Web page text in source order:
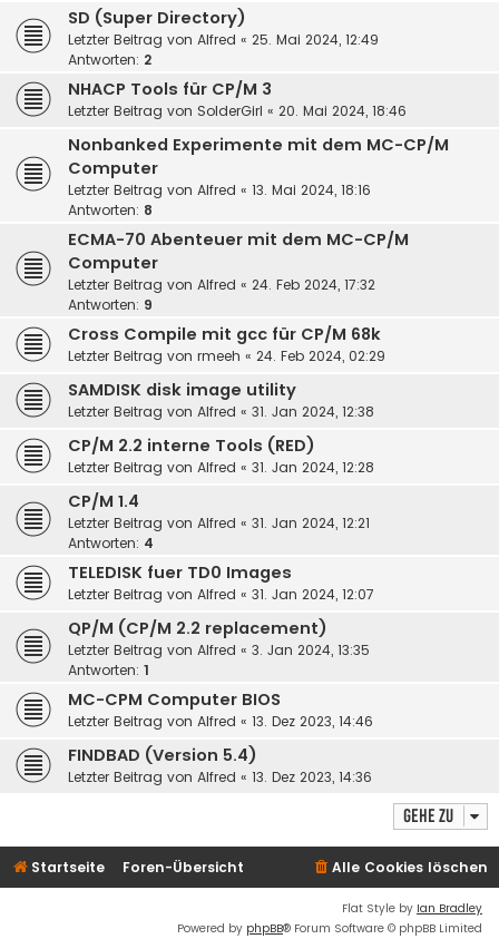
SD (Super Directory)
Letzter Beitrag von Alfred « 25. Mai 2024, 12:49
Antworten: 2
NHACP Tools für CP/M 3
Letzter Beitrag von SolderGirl « 20. Mai 2024, 18:46
Nonbanked Experimente mit dem MC-CP/M
Computer
Letzter Beitrag von Alfred « 13. Mai 2024, 18:16
Antworten: 8
ECMA-70 Abenteuer mit dem MC-CP/M
Computer
Letzter Beitrag von Alfred « 24. Feb 2024, 17:32
Antworten: 9
Cross Compile mit gcc für CP/M 68k
Letzter Beitrag von rmeeh « 24. Feb 2024, 02:29
SAMDISK disk image utility
Letzter Beitrag von Alfred « 31. Jan 2024, 12:38
CP/M 2.2 interne Tools (RED)
Letzter Beitrag von Alfred « 31. Jan 2024, 12:28
CP/M 1.4
Letzter Beitrag von Alfred « 31. Jan 2024, 12:21
Antworten: 4
TELEDISK fuer TD0 Images
Letzter Beitrag von Alfred « 31. Jan 2024, 12:07
QP/M (CP/M 2.2 replacement)
Letzter Beitrag von Alfred « 3. Jan 2024, 13:35
Antworten: 1
MC-CPM Computer BIOS
Letzter Beitrag von Alfred « 13. Dez 2023, 14:46
FINDBAD (Version 5.4)
Letzter Beitrag von Alfred « 13. Dez 2023, 14:36
Gehe zu
Startseite Foren-Übersicht Alle Cookies löschen
Flat Style by Ian Bradley
Powered by phpBB® Forum Software © phpBB Limited